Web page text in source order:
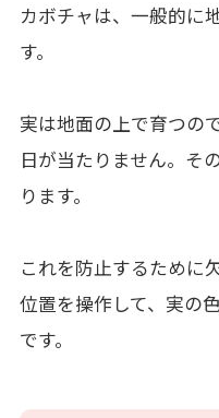
カボチャは、一般的に
す。
実は地面の上で育つの
日が当たりません。そ
ります。
これを防止するために
位置を操作して、実の
です。